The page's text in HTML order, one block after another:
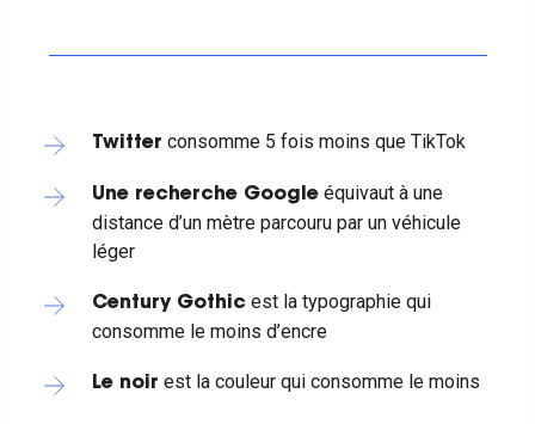
Twitter consomme 5 fois moins que TikTok
Une recherche Googleéquivaut à une
distance d’un mètre parcouru par un véhicule
léger
Century Gothicest la typographie qui
consomme le moins d’encre
Le noir est la couleur qui consomme le moins